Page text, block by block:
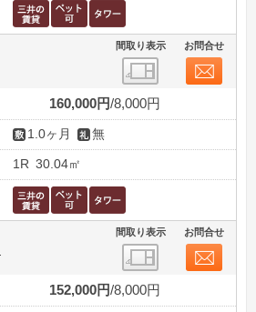
間取り表示 お問合せ
160,000円 8,000円
1.0ヶ月 無
1R 30.04㎡
間取り表示 お問合せ
152,000円 8,000円